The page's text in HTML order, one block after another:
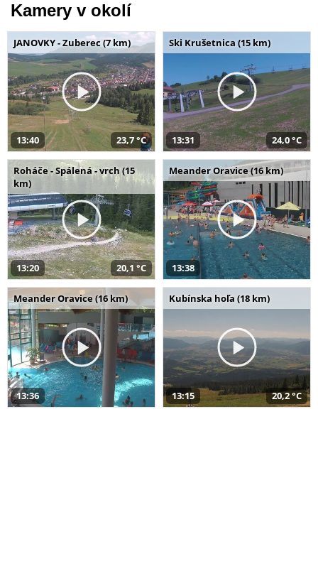
Kamery v okolí
JANOVKY - Zuberec (7 km)
13:40 23,7 °C
Ski Krušetnica (15 km)
13:31 24,0 °C
Roháče - Spálená - vrch (15
km)
13:20 20,1 °C
Meander Oravice (16 km)
13:38
Meander Oravice (16 km)
13:36
Kubínska hoľa (18 km)
13:15 20,2 °C